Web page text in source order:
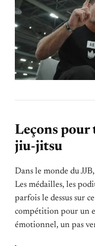
Leçons pour
jiu-jitsu
Dans le monde du
Les médailles, les
parfois le dessus sur
compétition pour un
émotionnel, un pas